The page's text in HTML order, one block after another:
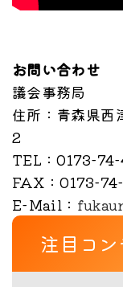
お問い合わせ
議会事務局
住所 ：青森県
2
TEL ：0173-
FAX ：0173-
E-Mail ：
注目コ